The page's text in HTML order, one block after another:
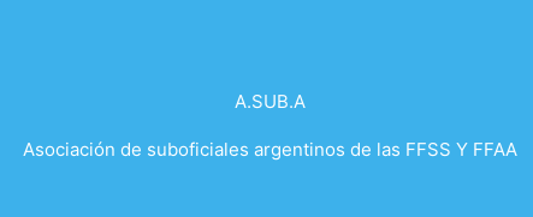
A.SUB.A
Asociación de suboficiales argentinos de las FFSS Y FFAA